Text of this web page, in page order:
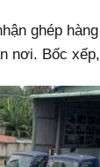
ghép
nơi. Bốc